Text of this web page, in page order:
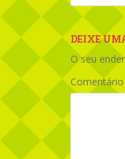
DEIXE
O seu
Comentário